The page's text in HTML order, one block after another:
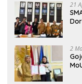
21
2